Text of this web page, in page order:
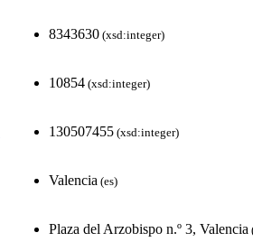
8343630 (xsd:integer)
10854 (xsd:integer)
130507455 (xsd:integer)
Valencia (es)
Plaza del Arzobispo n.º 3, Valencia